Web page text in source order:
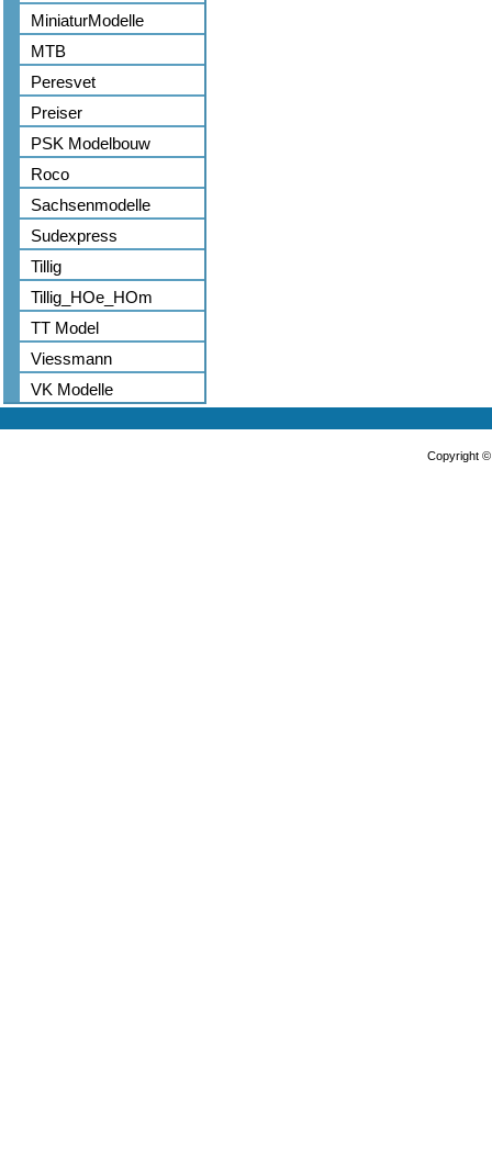
MiniaturModelle
MTB
Peresvet
Preiser
PSK Modelbouw
Roco
Sachsenmodelle
Sudexpress
Tillig
Tillig_HOe_HOm
TT Model
Viessmann
VK Modelle
Copyright